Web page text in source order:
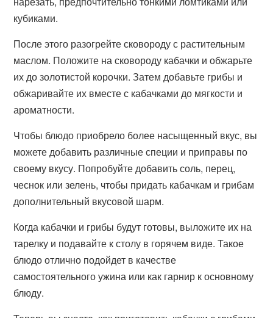
кубиками.
После этого разогрейте сковороду с растительным
маслом. Положите на сковороду кабачки и обжарьте
их до золотистой корочки. Затем добавьте грибы и
обжаривайте их вместе с кабачками до мягкости и
ароматности.
Чтобы блюдо приобрело более насыщенный вкус, вы
можете добавить различные специи и приправы по
своему вкусу. Попробуйте добавить соль, перец,
чеснок или зелень, чтобы придать кабачкам и грибам
дополнительный вкусовой шарм.
Когда кабачки и грибы будут готовы, выложите их на
тарелку и подавайте к столу в горячем виде. Такое
блюдо отлично подойдет в качестве
самостоятельного ужина или как гарнир к основному
блюду.